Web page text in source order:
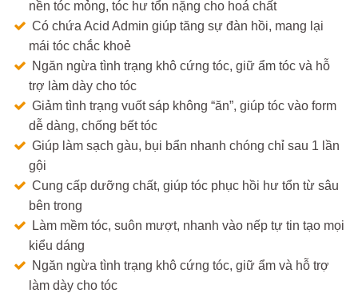
nền tóc mỏng, tóc hư tổn nặng cho hoá chất
Có chứa Acid Admin giúp tăng sự đàn hồi, mang lại
mái tóc chắc khoẻ
Ngăn ngừa tình trạng khô cứng tóc, giữ ẩm tóc và hỗ
trợ làm dày cho tóc
Giảm tình trạng vuốt sáp không “ăn”, giúp tóc vào form
dễ dàng, chống bết tóc
Giúp làm sạch gàu, bụi bẩn nhanh chóng chỉ sau 1 lần
gội
Cung cấp dưỡng chất, giúp tóc phục hồi hư tổn từ sâu
bên trong
Làm mềm tóc, suôn mượt, nhanh vào nếp tự tin tạo mọi
kiểu dáng
Ngăn ngừa tình trạng khô cứng tóc, giữ ẩm và hỗ trợ
làm dày cho tóc